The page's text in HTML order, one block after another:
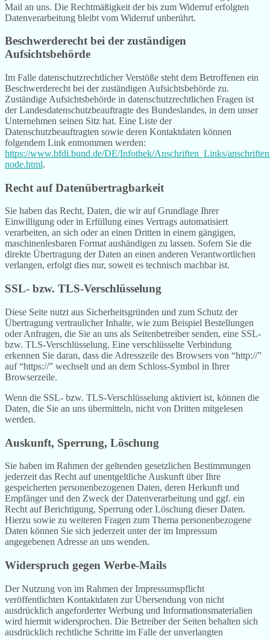
Mail an uns. Die Rechtmäßigkeit der bis zum Widerruf erfolgten
Datenverarbeitung bleibt vom Widerruf unberührt.
Beschwerderecht bei der zuständigen
Aufsichtsbehörde
Im Falle datenschutzrechtlicher Verstöße steht dem Betroffenen ein
Beschwerderecht bei der zuständigen Aufsichtsbehörde zu.
Zuständige Aufsichtsbehörde in datenschutzrechtlichen Fragen ist
der Landesdatenschutzbeauftragte des Bundeslandes, in dem unser
Unternehmen seinen Sitz hat. Eine Liste der
Datenschutzbeauftragten sowie deren Kontaktdaten können
folgendem Link entnommen werden:
https://www.bfdi.bund.de/DE/Infothek/Anschriften_Links/
node.html.
Recht auf Datenübertragbarkeit
Sie haben das Recht, Daten, die wir auf Grundlage Ihrer
Einwilligung oder in Erfüllung eines Vertrags automatisiert
verarbeiten, an sich oder an einen Dritten in einem gängigen,
maschinenlesbaren Format aushändigen zu lassen. Sofern Sie die
direkte Übertragung der Daten an einen anderen Verantwortlichen
verlangen, erfolgt dies nur, soweit es technisch machbar ist.
SSL- bzw. TLS-Verschlüsselung
Diese Seite nutzt aus Sicherheitsgründen und zum Schutz der
Übertragung vertraulicher Inhalte, wie zum Beispiel Bestellungen
oder Anfragen, die Sie an uns als Seitenbetreiber senden, eine SSL-
bzw. TLS-Verschlüsselung. Eine verschlüsselte Verbindung
erkennen Sie daran, dass die Adresszeile des Browsers von “http://”
auf “https://” wechselt und an dem Schloss-Symbol in Ihrer
Browserzeile.
Wenn die SSL- bzw. TLS-Verschlüsselung aktiviert ist, können die
Daten, die Sie an uns übermitteln, nicht von Dritten mitgelesen
werden.
Auskunft, Sperrung, Löschung
Sie haben im Rahmen der geltenden gesetzlichen Bestimmungen
jederzeit das Recht auf unentgeltliche Auskunft über Ihre
gespeicherten personenbezogenen Daten, deren Herkunft und
Empfänger und den Zweck der Datenverarbeitung und ggf. ein
Recht auf Berichtigung, Sperrung oder Löschung dieser Daten.
Hierzu sowie zu weiteren Fragen zum Thema personenbezogene
Daten können Sie sich jederzeit unter der im Impressum
angegebenen Adresse an uns wenden.
Widerspruch gegen Werbe-Mails
Der Nutzung von im Rahmen der Impressumspflicht
veröffentlichten Kontaktdaten zur Übersendung von nicht
ausdrücklich angeforderter Werbung und Informationsmaterialien
wird hiermit widersprochen. Die Betreiber der Seiten behalten sich
ausdrücklich rechtliche Schritte im Falle der unverlangten